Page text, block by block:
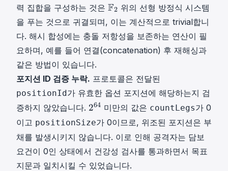
력 집합을 구성하는 것은 F
2
m
a
h
b
b
{
F
}
_
2
F2 위의 선형 방정식 시스템
을 푸는 것으로 귀결되며, 이는 계산적으로 trivial합니
다. 해시 합성에는 충돌 저항성을 보존하는 연산이 필
요하며, 예를 들어 연결(concatenation) 후 재해싱과
같은 방법이 있습니다.
포지션 ID 검증 누락. 프로토콜은 전달된
positionId가 유효한 옵션 포지션에 해당하는지 검
증하지 않았습니다. 2
4
2
^
{
264 미만의 값은 countLegs가 0
이고 positionSize가 0이므로, 위조된 포지션은 부
채를 발생시키지 않습니다. 이로 인해 공격자는 담보
요건이 0인 상태에서 건강성 검사를 통과하면서 목표
지문과 일치시킬 수 있었습니다.